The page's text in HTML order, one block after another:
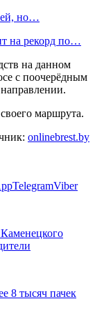
но…
на рекорд по…
на данном
с поочерёдным
маршрута.
onlinebrest.by
TelegramViber
8 тысяч пачек